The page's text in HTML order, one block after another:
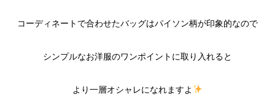
コーディネートで合わせたバッグはパイソン柄が印象的なので
シンプルなお洋服のワンポイントに取り入れると
より一層オシャレになれますよ